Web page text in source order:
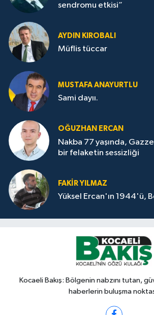
sendromu etkisi”
AYDIN KIROBALI
Müflis tüccar
MUSTAFA ANAYURTLU
Sami dayıı.
OĞUZHAN ERCAN
Nakba 77 yaşında,
bir felaketin sessizliği
FAKİR YILMAZ
Yüksel Ercan'ın 1944'ü,
Kocaeli Bakış: Bölgenin nabzını tutan,
haberlerin buluşma